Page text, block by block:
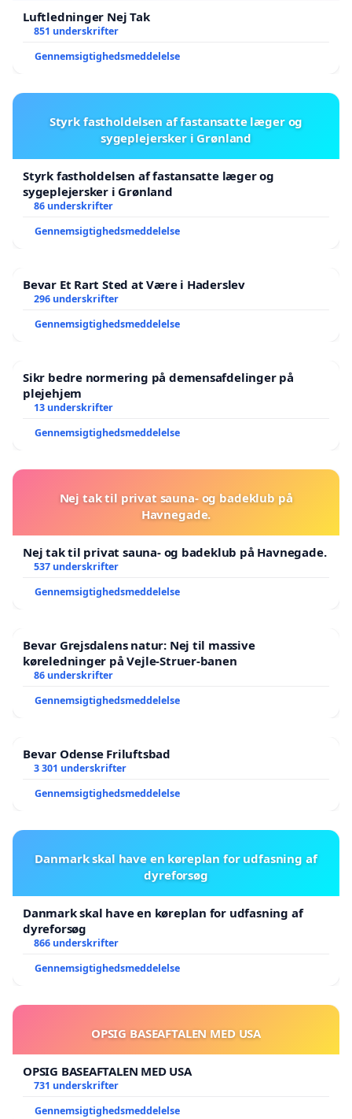
Luftledninger Nej Tak
851 underskrifter
Gennemsigtighedsmeddelelse
Styrk fastholdelsen af fastansatte læger og
sygeplejersker i Grønland
Styrk fastholdelsen af fastansatte læger og
sygeplejersker i Grønland
86 underskrifter
Gennemsigtighedsmeddelelse
Bevar Et Rart Sted at Være i Haderslev
296 underskrifter
Gennemsigtighedsmeddelelse
Sikr bedre normering på demensafdelinger på
plejehjem
13 underskrifter
Gennemsigtighedsmeddelelse
Nej tak til privat sauna- og badeklub på
Havnegade.
Nej tak til privat sauna- og badeklub på Havnegade.
537 underskrifter
Gennemsigtighedsmeddelelse
Bevar Grejsdalens natur: Nej til massive
køreledninger på Vejle-Struer-banen
86 underskrifter
Gennemsigtighedsmeddelelse
Bevar Odense Friluftsbad
3 301 underskrifter
Gennemsigtighedsmeddelelse
Danmark skal have en køreplan for udfasning af
dyreforsøg
Danmark skal have en køreplan for udfasning af
dyreforsøg
866 underskrifter
Gennemsigtighedsmeddelelse
OPSIG BASEAFTALEN MED USA
OPSIG BASEAFTALEN MED USA
731 underskrifter
Gennemsigtighedsmeddelelse